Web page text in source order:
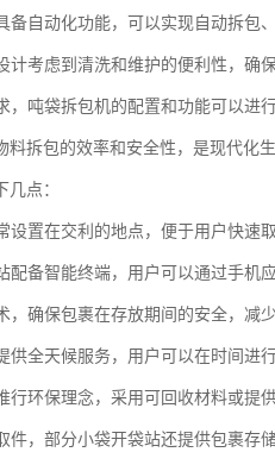
自动化功能，可以实现自动拆包
考虑到清洗和维护的便利性，确
吨袋拆包机的配置和功能可以进
拆包的效率和安全性，是现代化生
点：
置在交利的地点，便于用户快速
备智能终端，用户可以通过手机
确保包裹在存放期间的安全，减
全天候服务，用户可以在时间进
环保理念，采用可回收材料或提
，部分小袋开袋站还提供包裹存